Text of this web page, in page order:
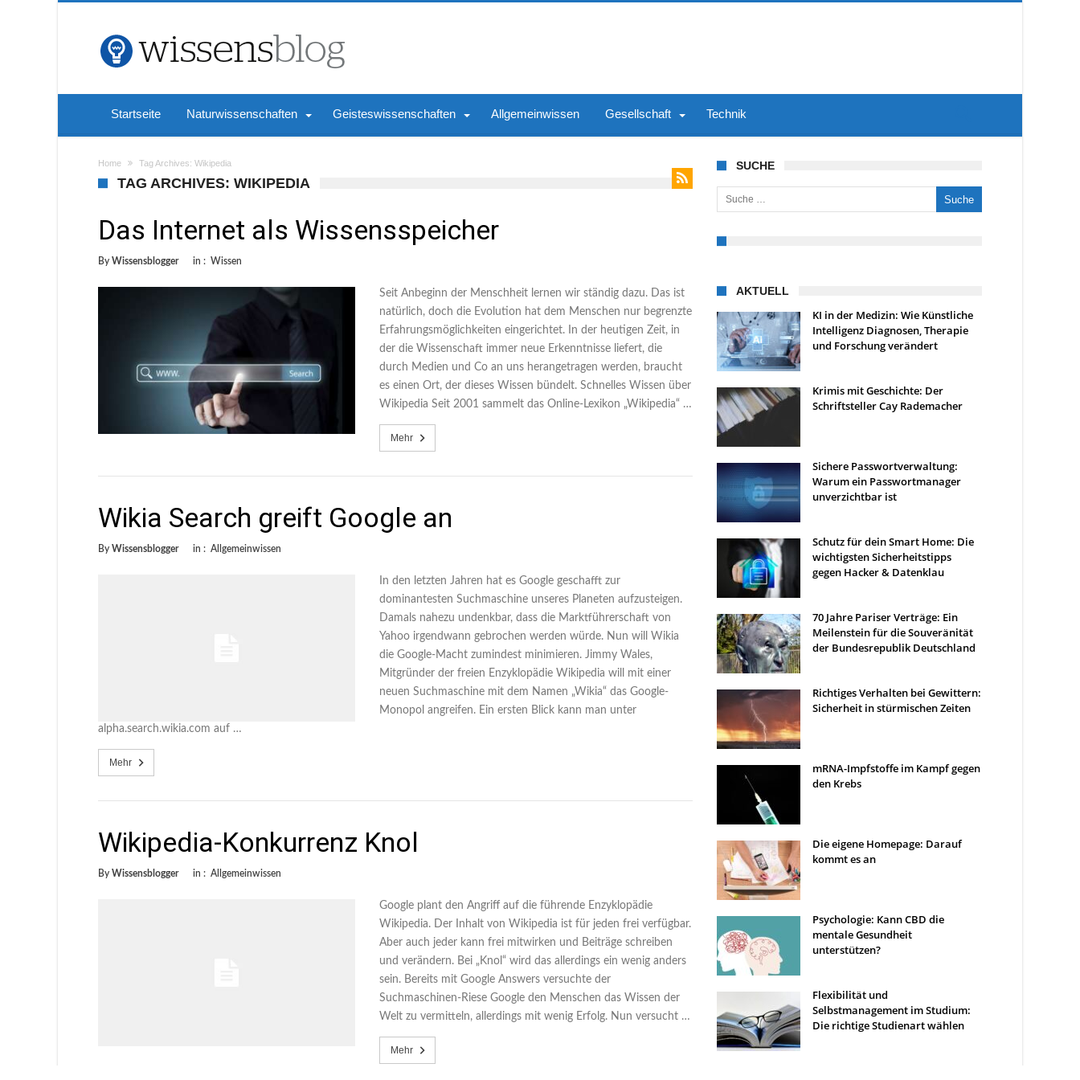
Startseite Naturwissenschaften Geisteswissenschaften Allgemeinwissen Gesellschaft Technik
Home Tag Archives: Wikipedia
TAG ARCHIVES: WIKIPEDIA
Das Internet als Wissensspeicher
By Wissensblogger in : Wissen
Seit Anbeginn der Menschheit lernen wir ständig dazu. Das ist
natürlich, doch die Evolution hat dem Menschen nur begrenzte
Erfahrungsmöglichkeiten eingerichtet. In der heutigen Zeit, in
der die Wissenschaft immer neue Erkenntnisse liefert, die
durch Medien und Co an uns herangetragen werden, braucht
es einen Ort, der dieses Wissen bündelt. Schnelles Wissen über
Wikipedia Seit 2001 sammelt das Online-Lexikon „Wikipedia“ …
Mehr
Wikia Search greift Google an
By Wissensblogger in : Allgemeinwissen
In den letzten Jahren hat es Google geschafft zur
dominantesten Suchmaschine unseres Planeten aufzusteigen.
Damals nahezu undenkbar, dass die Marktführerschaft von
Yahoo irgendwann gebrochen werden würde. Nun will Wikia
die Google-Macht zumindest minimieren. Jimmy Wales,
Mitgründer der freien Enzyklopädie Wikipedia will mit einer
neuen Suchmaschine mit dem Namen „Wikia“ das Google-
Monopol angreifen. Ein ersten Blick kann man unter
alpha.search.wikia.com auf …
Mehr
Wikipedia-Konkurrenz Knol
By Wissensblogger in : Allgemeinwissen
Google plant den Angriff auf die führende Enzyklopädie
Wikipedia. Der Inhalt von Wikipedia ist für jeden frei verfügbar.
Aber auch jeder kann frei mitwirken und Beiträge schreiben
und verändern. Bei „Knol“ wird das allerdings ein wenig anders
sein. Bereits mit Google Answers versuchte der
Suchmaschinen-Riese Google den Menschen das Wissen der
Welt zu vermitteln, allerdings mit wenig Erfolg. Nun versucht …
Mehr
SUCHE
Suche nach:
AKTUELL
KI in der Medizin: Wie Künstliche
Intelligenz Diagnosen, Therapie
und Forschung verändert
Krimis mit Geschichte: Der
Schriftsteller Cay Rademacher
Sichere Passwortverwaltung:
Warum ein Passwortmanager
unverzichtbar ist
Schutz für dein Smart Home: Die
wichtigsten Sicherheitstipps
gegen Hacker & Datenklau
70 Jahre Pariser Verträge: Ein
Meilenstein für die Souveränität
der Bundesrepublik Deutschland
Richtiges Verhalten bei Gewittern:
Sicherheit in stürmischen Zeiten
mRNA-Impfstoffe im Kampf gegen
den Krebs
Die eigene Homepage: Darauf
kommt es an
Psychologie: Kann CBD die
mentale Gesundheit
unterstützen?
Flexibilität und
Selbstmanagement im Studium:
Die richtige Studienart wählen